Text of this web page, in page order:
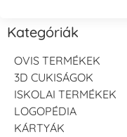
Kategóriák
OVIS TERMÉKEK
3D CUKISÁGOK
ISKOLAI TERMÉKEK
LOGOPÉDIA
KÁRTYÁK